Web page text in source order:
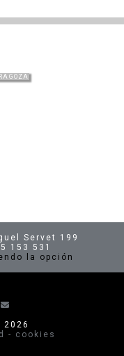
Servet 199
153 531
la opción
Xen Instagram
en TikTok
en Youtube
Suscríbete a nuestras
2026
- cookies